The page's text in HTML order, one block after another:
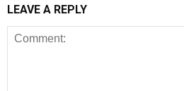
LEAVE A REPLY